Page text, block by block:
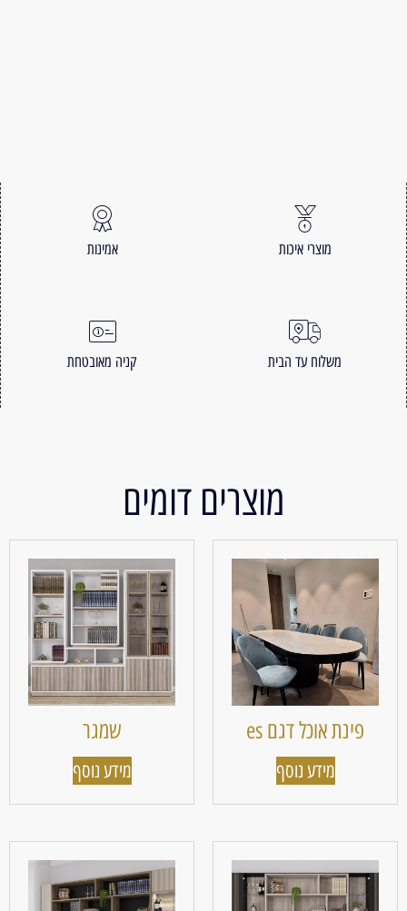
מוצרי איכות אמינות
משלוח עד הבית קניה מאובטחת
מוצרים דומים
פינת אוכל דגם es
מידע נוסף
שמגר
מידע נוסף